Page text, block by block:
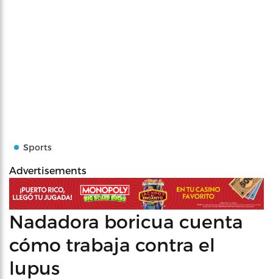
Sports
Advertisements
Nadadora boricua cuenta
cómo trabaja contra el
lupus